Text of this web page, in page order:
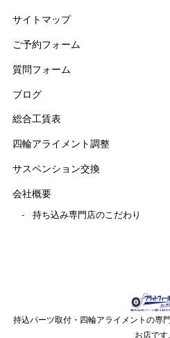
サイトマップ
ご予約フォーム
質問フォーム
ブログ
総合工賃表
四輪アライメント調整
サスペンション交換
会社概要
持ち込み専門店のこだわり
持込パーツ取付・四輪アライメントの専
お店です